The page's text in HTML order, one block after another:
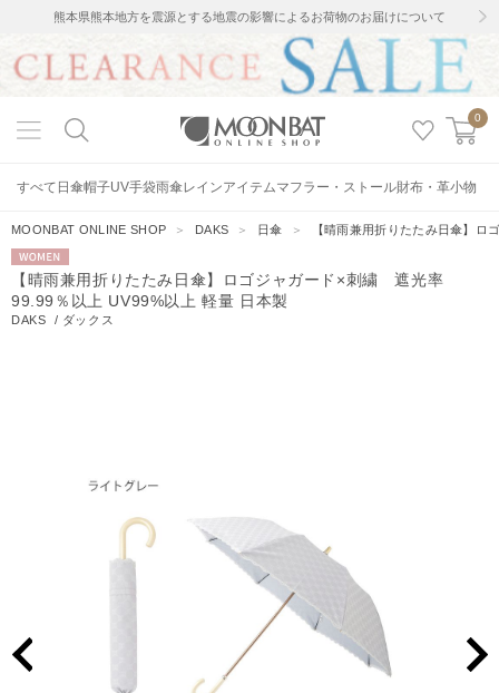
熊本県熊本地方を震源とする地震の影響によるお荷物のお届けについて
0
すべて 日傘帽子UV手袋雨傘レインアイテムマフラー・ストール財布・革小物
MOONBAT ONLINE SHOP ＞ DAKS ＞ 日傘 ＞ 【晴雨兼用折りたたみ日傘】
WOMEN
【晴雨兼用折りたたみ日傘】ロゴジャガード×刺繍 遮光率
99.99％以上 UV99%以上 軽量 日本製
DAKS / ダックス